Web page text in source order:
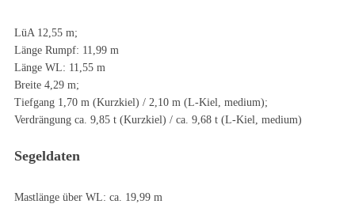
LüA 12,55 m;
Länge Rumpf: 11,99 m
Länge WL: 11,55 m
Breite 4,29 m;
Tiefgang 1,70 m (Kurzkiel) / 2,10 m (L-Kiel, medium);
Verdrängung ca. 9,85 t (Kurzkiel) / ca. 9,68 t (L-Kiel, medium)
Segeldaten
Mastlänge über WL: ca. 19,99 m